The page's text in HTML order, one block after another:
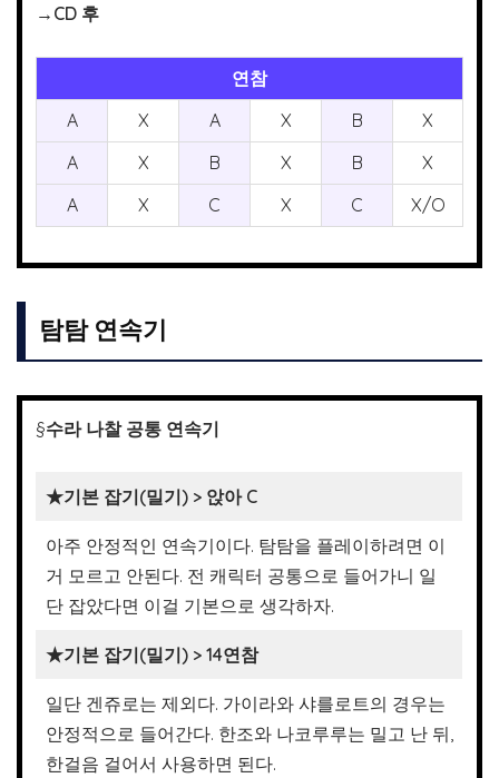
→CD 후
연참
A
X A X B
X
A
X B X B
X
A
X C X C X/O
탐탐 연속기
§수라 나찰 공통 연속기
★기본 잡기(밀기) > 앉아 C
아주 안정적인 연속기이다. 탐탐을 플레이하려면 이
거 모르고 안된다. 전 캐릭터 공통으로 들어가니 일
단 잡았다면 이걸 기본으로 생각하자.
★기본 잡기(밀기) > 14연참
일단 겐쥬로는 제외다. 가이라와 샤를로트의 경우는
안정적으로 들어간다. 한조와 나코루루는 밀고 난 뒤,
한걸음 걸어서 사용하면 된다.